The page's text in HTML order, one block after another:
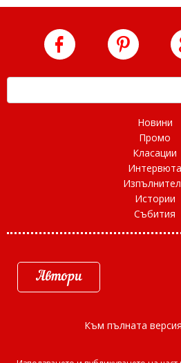
Новини
Промо
Класации
Интервюта
Истории
Събития
Автори
Към пълната